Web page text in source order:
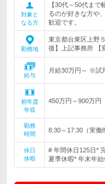
対象と
なる方
【30代～50代ま
るのが好きな方や
歓迎です。
勤務地
東京都台東区上野
後】上記事務所 【
給与
月給30万円～ ※試
初年度
年収
450万円～900万円
勤務
時間
8:30～17:30（実働
休日
休暇
# 年間休日125日*
夏季休暇* 年末年始